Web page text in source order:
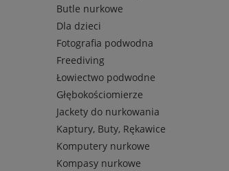
Butle nurkowe
Dla dzieci
Fotografia podwodna
Freediving
Łowiectwo podwodne
Głębokościomierze
Jackety do nurkowania
Kaptury, Buty, Rękawice
Komputery nurkowe
Kompasy nurkowe